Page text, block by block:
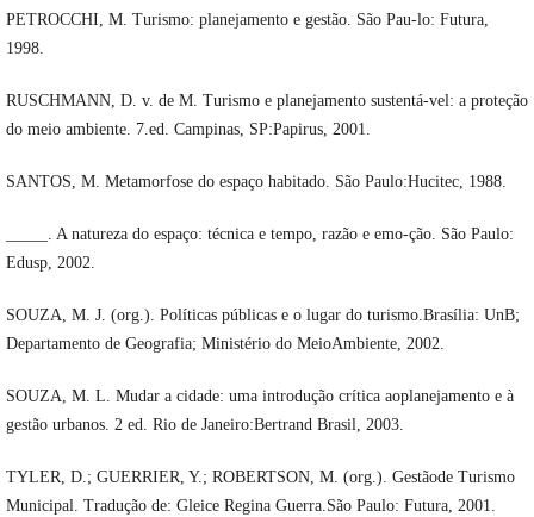
PETROCCHI, M. Turismo: planejamento e gestão. São Pau-lo: Futura,
1998.
RUSCHMANN, D. v. de M. Turismo e planejamento sustentá-vel: a proteção
do meio ambiente. 7.ed. Campinas, SP:Papirus, 2001.
SANTOS, M. Metamorfose do espaço habitado. São Paulo:Hucitec, 1988.
_____. A natureza do espaço: técnica e tempo, razão e emo-ção. São Paulo:
Edusp, 2002.
SOUZA, M. J. (org.). Políticas públicas e o lugar do turismo.Brasília: UnB;
Departamento de Geografia; Ministério do MeioAmbiente, 2002.
SOUZA, M. L. Mudar a cidade: uma introdução crítica aoplanejamento e à
gestão urbanos. 2 ed. Rio de Janeiro:Bertrand Brasil, 2003.
TYLER, D.; GUERRIER, Y.; ROBERTSON, M. (org.). Gestãode Turismo
Municipal. Tradução de: Gleice Regina Guerra.São Paulo: Futura, 2001.